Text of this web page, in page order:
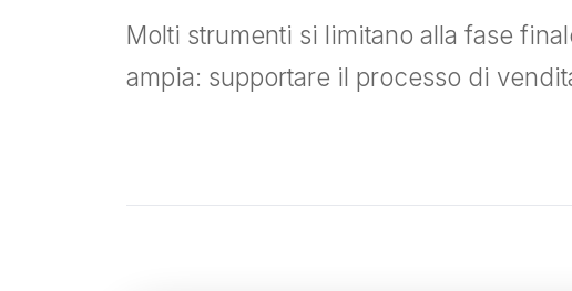
Molti strumenti si limitano alla fase
ampia: supportare il processo di